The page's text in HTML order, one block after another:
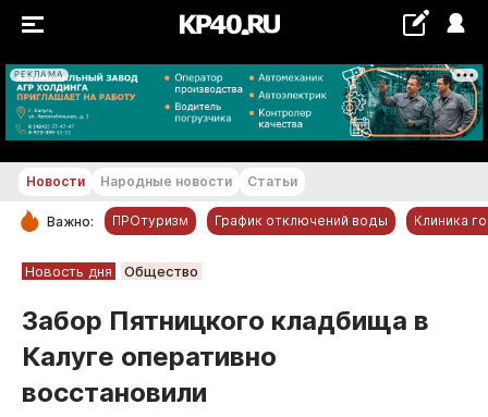
РЕКЛАМА
+24...+25 °С
РУБРИКИ
Обнинск
Новости компаний
Статьи
Народные новости
Новости Народные новости Статьи
Важно: ПРОтуризм График отключений воды Клиника
Новость дня Общество
Забор Пятницкого кладбища в
Калуге оперативно
восстановили